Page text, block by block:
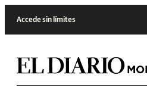
Accede sin límites